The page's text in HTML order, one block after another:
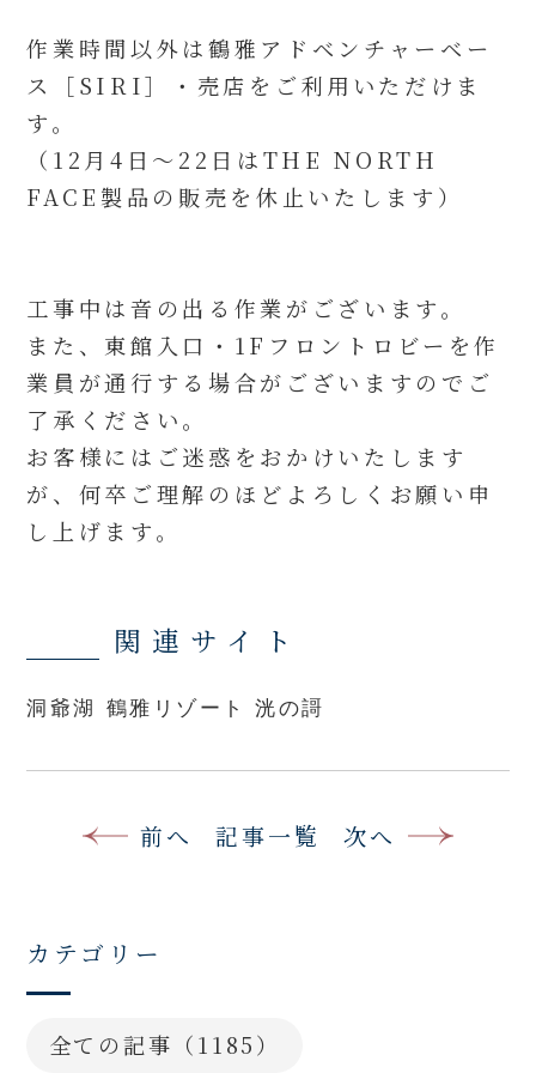
作業時間以外は鶴雅アドベンチャーベー
ス［SIRI］・売店をご利用いただけま
す。
（12月4日～22日はTHE NORTH
FACE製品の販売を休止いたします）
工事中は音の出る作業がございます。
また、東館入口・1Fフロントロビーを作
業員が通行する場合がございますのでご
了承ください。
お客様にはご迷惑をおかけいたします
が、何卒ご理解のほどよろしくお願い申
し上げます。
関連サイト
洞爺湖 鶴雅リゾート 洸の謌
前へ 記事一覧 次へ
カテゴリー
全ての記事（1185）